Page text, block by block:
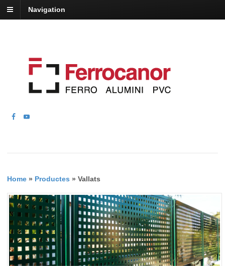
Navigation
Home » Productes » Vallats